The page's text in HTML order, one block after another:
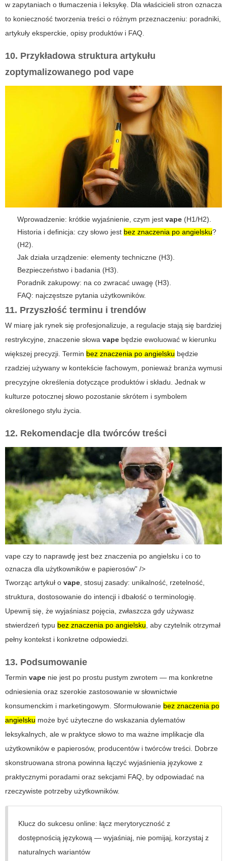
w zapytaniach o tłumaczenia i leksykę. Dla właścicieli stron oznacza
to konieczność tworzenia treści o różnym przeznaczeniu: poradniki,
artykuły eksperckie, opisy produktów i FAQ.
10. Przykładowa struktura artykułu
zoptymalizowanego pod vape
Wprowadzenie: krótkie wyjaśnienie, czym jest vape (H1/H2).
Historia i definicja: czy słowo jest bez znaczenia po angielsku?
(H2).
Jak działa urządzenie: elementy techniczne (H3).
Bezpieczeństwo i badania (H3).
Poradnik zakupowy: na co zwracać uwagę (H3).
FAQ: najczęstsze pytania użytkowników.
11. Przyszłość terminu i trendów
W miarę jak rynek się profesjonalizuje, a regulacje stają się bardziej
restrykcyjne, znaczenie słowa vape będzie ewoluować w kierunku
większej precyzji. Termin bez znaczenia po angielsku będzie
rzadziej używany w kontekście fachowym, ponieważ branża wymusi
precyzyjne określenia dotyczące produktów i składu. Jednak w
kulturze potocznej słowo pozostanie skrótem i symbolem
określonego stylu życia.
12. Rekomendacje dla twórców treści
vape czy to naprawdę jest bez znaczenia po angielsku i co to
oznacza dla użytkowników e papierosów" />
Tworząc artykuł o vape, stosuj zasady: unikalność, rzetelność,
struktura, dostosowanie do intencji i dbałość o terminologię.
Upewnij się, że wyjaśniasz pojęcia, zwłaszcza gdy używasz
stwierdzeń typu bez znaczenia po angielsku, aby czytelnik otrzymał
pełny kontekst i konkretne odpowiedzi.
13. Podsumowanie
Termin vape nie jest po prostu pustym zwrotem — ma konkretne
odniesienia oraz szerokie zastosowanie w słownictwie
konsumenckim i marketingowym. Sformułowanie bez znaczenia po
angielsku może być użyteczne do wskazania dylematów
leksykalnych, ale w praktyce słowo to ma ważne implikacje dla
użytkowników e papierosów, producentów i twórców treści. Dobrze
skonstruowana strona powinna łączyć wyjaśnienia językowe z
praktycznymi poradami oraz sekcjami FAQ, by odpowiadać na
rzeczywiste potrzeby użytkowników.
Klucz do sukcesu online: łącz merytoryczność z
dostępnością językową — wyjaśniaj, nie pomijaj, korzystaj z
naturalnych wariantów